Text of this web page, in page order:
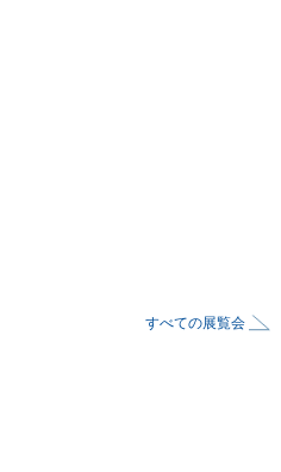
すべての展覧会